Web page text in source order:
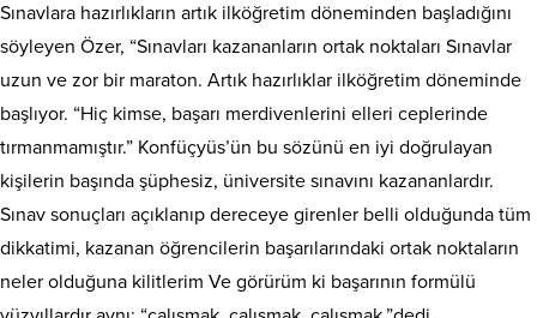
Sınavlara hazırlıkların artık ilköğretim döneminden başladığını
söyleyen Özer, “Sınavları kazananların ortak noktaları Sınavlar
uzun ve zor bir maraton. Artık hazırlıklar ilköğretim döneminde
başlıyor. “Hiç kimse, başarı merdivenlerini elleri ceplerinde
tırmanmamıştır.” Konfüçyüs’ün bu sözünü en iyi doğrulayan
kişilerin başında şüphesiz, üniversite sınavını kazananlardır.
Sınav sonuçları açıklanıp dereceye girenler belli olduğunda tüm
dikkatimi, kazanan öğrencilerin başarılarındaki ortak noktaların
neler olduğuna kilitlerim Ve görürüm ki başarının formülü